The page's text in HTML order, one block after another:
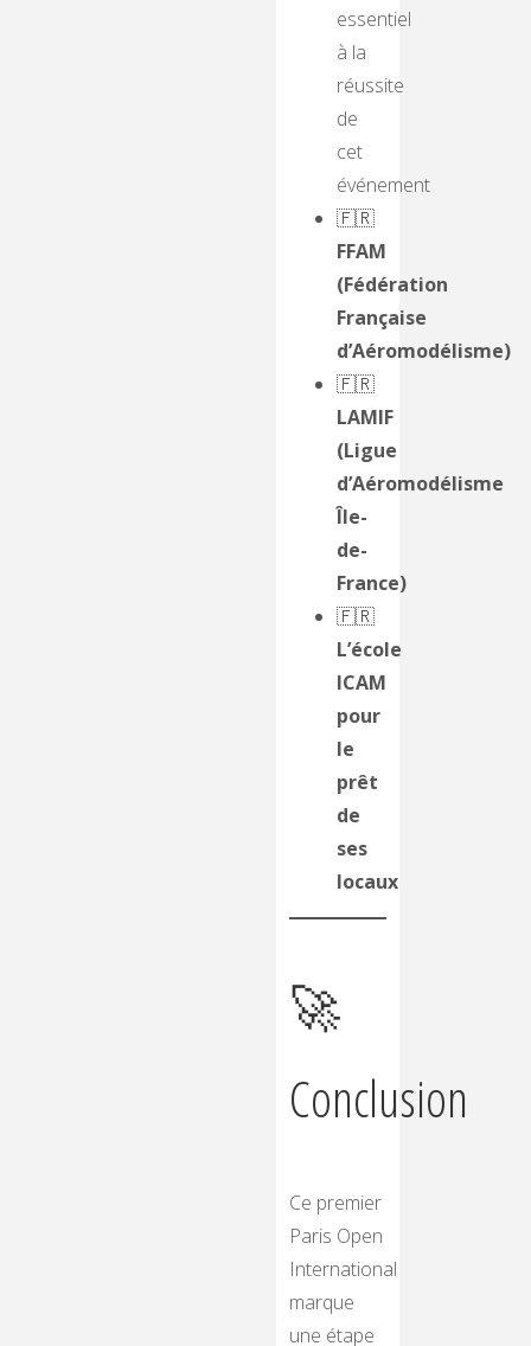
essentiel
à la
réussite
de
cet
événement
🇫🇷
FFAM
(Fédération
Française
d’Aéromodélisme)
🇫🇷
LAMIF
(Ligue
d’Aéromodélisme
Île-
de-
France)
🇫🇷
L’école
ICAM
pour
le
prêt
de
ses
locaux
🚀
Conclusion
Ce premier
Paris Open
International
marque
une étape